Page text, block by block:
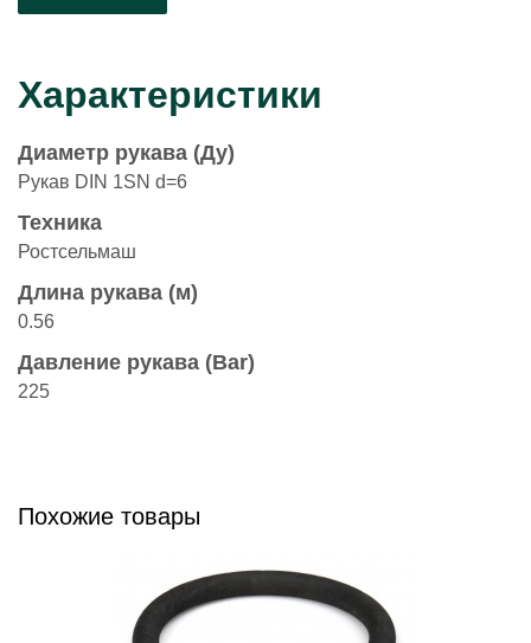
Характеристики
Диаметр рукава (Ду)
Рукав DIN 1SN d=6
Техника
Ростсельмаш
Длина рукава (м)
0.56
Давление рукава (Bar)
225
Похожие товары